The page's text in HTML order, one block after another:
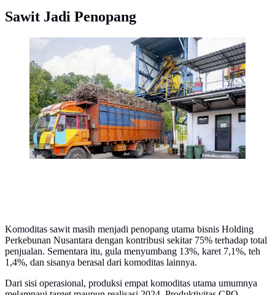
Sawit Jadi Penopang
PT Sinergi Gula Nusantara (SGN), anak perusahaan
PTPN III (Persero) Holding Perkebunan yang bergerak
di bidang komoditas gula, mencatatkan kinerja impresif
pada tutup buku tahun 2023 dengan mencatatkan laba
positif. (Dok. PT Sinergi Gula Nusantara (SGN))
Komoditas sawit masih menjadi penopang utama bisnis Holding
Perkebunan Nusantara dengan kontribusi sekitar 75% terhadap total
penjualan. Sementara itu, gula menyumbang 13%, karet 7,1%, teh
1,4%, dan sisanya berasal dari komoditas lainnya.
Dari sisi operasional, produksi empat komoditas utama umumnya